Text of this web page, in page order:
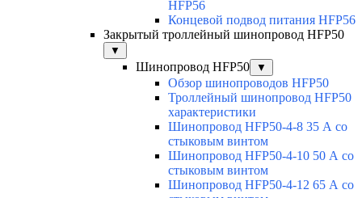
HFP56
Концевой подвод питания HFP56
Закрытый троллейный шинопровод HFP50
▼
Шинопровод HFP50 ▼
Обзор шинопроводов HFP50
Троллейный шинопровод HFP50
характеристики
Шинопровод HFP50-4-8 35 А со
стыковым винтом
Шинопровод HFP50-4-10 50 А со
стыковым винтом
Шинопровод HFP50-4-12 65 А со